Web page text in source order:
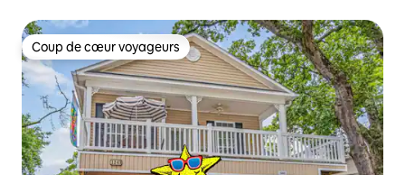
Coup de cœur voyageurs
Coup de cœur voyageurs